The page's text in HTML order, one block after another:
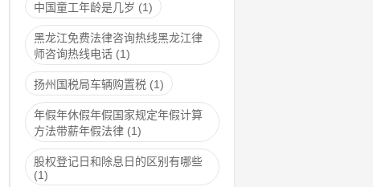
中国童工年龄是几岁 (1)
黑龙江免费法律咨询热线黑龙江律
师咨询热线电话 (1)
扬州国税局车辆购置税 (1)
年假年休假年假国家规定年假计算
方法带薪年假法律 (1)
股权登记日和除息日的区别有哪些
(1)